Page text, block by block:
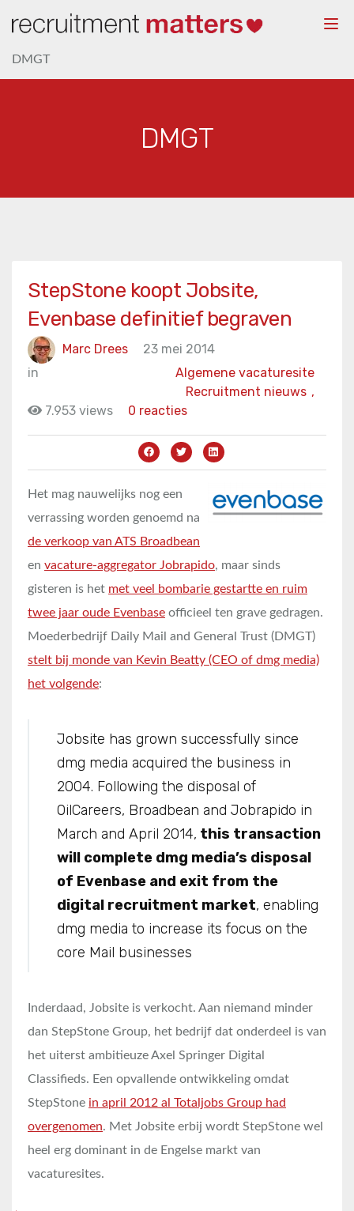
DMGT
DMGT
StepStone koopt Jobsite,
Evenbase definitief begraven
Marc Drees
23 mei 2014
in
Algemene vacaturesite
Recruitment nieuws ,
7.953 views
0 reacties
Het mag nauwelijks nog een
verrassing worden genoemd na
de verkoop van ATS Broadbean
en vacature-aggregator Jobrapido, maar sinds
gisteren is het met veel bombarie gestartte en ruim
twee jaar oude Evenbase officieel ten grave gedragen.
Moederbedrijf Daily Mail and General Trust (DMGT)
stelt bij monde van Kevin Beatty (CEO of dmg media)
het volgende:
Jobsite has grown successfully since
dmg media acquired the business in
2004. Following the disposal of
OilCareers, Broadbean and Jobrapido in
March and April 2014, this transaction
will complete dmg media’s disposal
of Evenbase and exit from the
digital recruitment market, enabling
dmg media to increase its focus on the
core Mail businesses
Inderdaad, Jobsite is verkocht. Aan niemand minder
dan StepStone Group, het bedrijf dat onderdeel is van
het uiterst ambitieuze Axel Springer Digital
Classifieds. Een opvallende ontwikkeling omdat
StepStone in april 2012 al Totaljobs Group had
overgenomen. Met Jobsite erbij wordt StepStone wel
heel erg dominant in de Engelse markt van
vacaturesites.